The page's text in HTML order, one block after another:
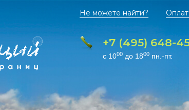
Не можете найти?
+7 (495) 648-
с 1000 до 1800 пн.-пт.